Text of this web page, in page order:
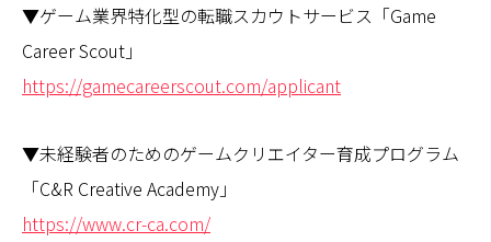
▼ゲーム業界特化型の転職スカウトサービス「Game
Career Scout」
https://gamecareerscout.com/applicant
▼未経験者のためのゲームクリエイター育成プログラム
「C&R Creative Academy」
https://www.cr-ca.com/